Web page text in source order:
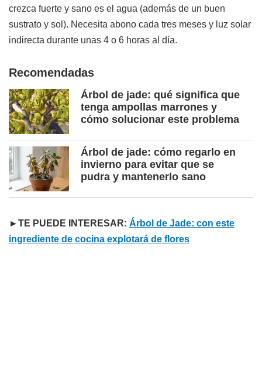
crezca fuerte y sano es el agua (además de un buen
sustrato y sol). Necesita abono cada tres meses y luz solar
indirecta durante unas 4 o 6 horas al día.
Recomendadas
Árbol de jade: qué significa que
tenga ampollas marrones y
cómo solucionar este problema
Árbol de jade: cómo regarlo en
invierno para evitar que se
pudra y mantenerlo sano
►TE PUEDE INTERESAR: Árbol de Jade: con este
ingrediente de cocina explotará de flores